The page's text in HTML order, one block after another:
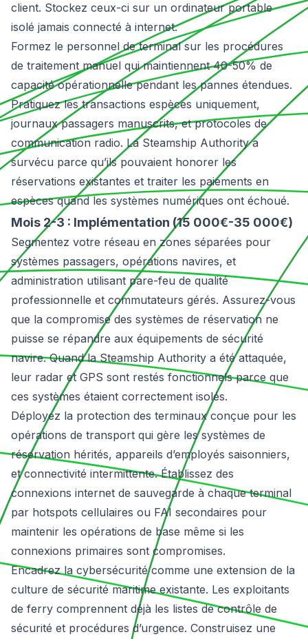
client. Stockez ceux-ci sur un ordinateur portable
isolé jamais connecté à internet.
Formez le personnel de terminal sur les procédures
de traitement manuel qui maintiennent 40-50% de
capacité opérationnelle pendant les pannes étendues.
Pratiquez les transactions espèces uniquement,
journaux passagers manuscrits, et protocoles de
communication radio. La Steamship Authority a
survécu parce qu’ils pouvaient honorer les
réservations existantes et traiter les paiements en
espèces quand les systèmes numériques ont échoué.
Mois 2-3 : Implémentation (15 000€-35 000€)
Segmentez votre réseau en zones séparées pour
systèmes passagers, opérations navires, et
administration utilisant pare-feu de qualité
professionnelle et commutateurs gérés. Assurez-vous
que la compromise des systèmes de réservation ne
puisse se répandre aux équipements de sécurité
navire. Quand la Steamship Authority a été attaquée,
leur radar et GPS sont restés fonctionnels parce que
ces systèmes étaient correctement isolés.
Déployez la protection des terminaux conçue pour les
opérations de transport qui gère les systèmes de
réservation hérités, appareils d’employés saisonniers,
et connectivité intermittente. Établissez des
connexions internet de sauvegarde à chaque terminal
par hotspots cellulaires ou FAI secondaires pour
maintenir les opérations de base même si les
connexions primaires sont compromises.
Encadrez la cybersécurité comme une extension de la
culture de sécurité maritime existante. Les exploitants
de ferry comprennent déjà les listes de contrôle de
sécurité et procédures d’urgence. Construisez une